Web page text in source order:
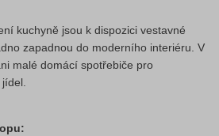
kuchyně jsou k dispozici vestavné
zapadnou do moderního interiéru. V
malé domácí spotřebiče pro